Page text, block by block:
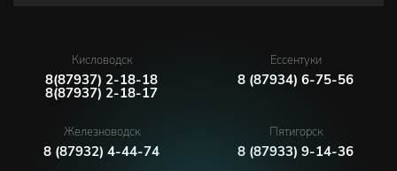
Кисловодск
8(87937) 2-18-18
8(87937) 2-18-17
Ессентуки
8 (87934) 6-75-56
Железноводск
8 (87932) 4-44-74
Пятигорск
8 (87933) 9-14-36